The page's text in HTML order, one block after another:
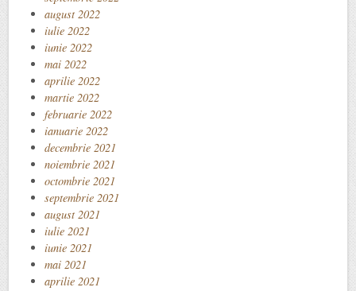
august 2022
iulie 2022
iunie 2022
mai 2022
aprilie 2022
martie 2022
februarie 2022
ianuarie 2022
decembrie 2021
noiembrie 2021
octombrie 2021
septembrie 2021
august 2021
iulie 2021
iunie 2021
mai 2021
aprilie 2021